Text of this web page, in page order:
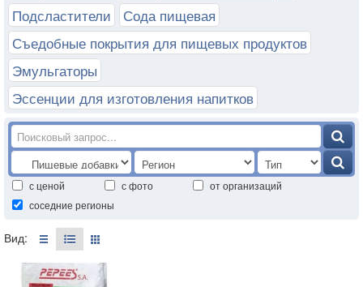
Подсластители
Сода пищевая
Съедобные покрытия для пищевых продуктов
Эмульгаторы
Эссенции для изготовления напитков
с ценой с фото
от организаций
соседние регионы
Вид: